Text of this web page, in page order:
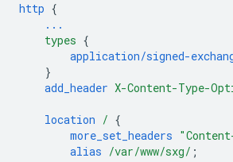
http {
...
types {
application/signed-
}
add_header X-Content-Type-
location / {
more_set_headers
alias /var/www/sxg/ ;